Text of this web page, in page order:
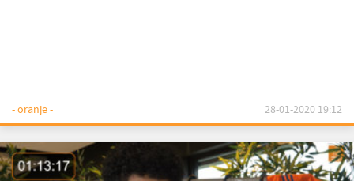
- oranje - 28-01-2020 19:12